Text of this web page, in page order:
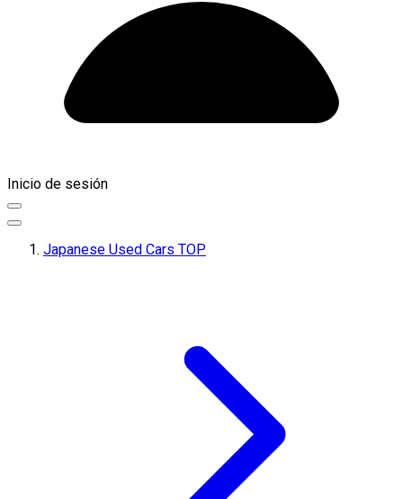
Inicio de sesión
Japanese Used Cars TOP